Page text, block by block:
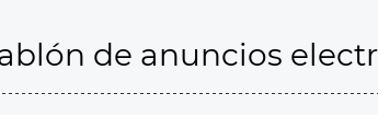
de anuncios